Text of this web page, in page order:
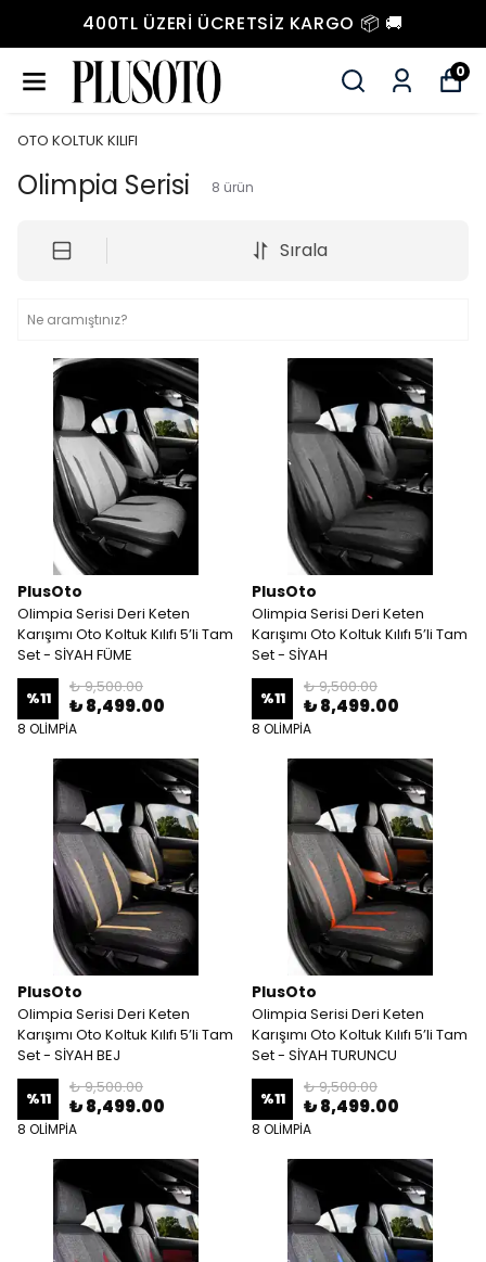
400TL ÜZERI ÜCRETSIZ KARGO 📦 🚚
0
OTO KOLTUK KILIFI
Olimpia Serisi 8 ürün
Sırala
PlusOto
Olimpia Serisi Deri Keten
Karışımı Oto Koltuk Kılıfı 5’li Tam
Set - SİYAH FÜME
%11
₺ 9,500.00
₺ 8,499.00
8 OLİMPİA
PlusOto
Olimpia Serisi Deri Keten
Karışımı Oto Koltuk Kılıfı 5’li Tam
Set - SİYAH
%11
₺ 9,500.00
₺ 8,499.00
8 OLİMPİA
PlusOto
Olimpia Serisi Deri Keten
Karışımı Oto Koltuk Kılıfı 5’li Tam
Set - SİYAH BEJ
%11
₺ 9,500.00
₺ 8,499.00
8 OLİMPİA
PlusOto
Olimpia Serisi Deri Keten
Karışımı Oto Koltuk Kılıfı 5’li Tam
Set - SİYAH TURUNCU
%11
₺ 9,500.00
₺ 8,499.00
8 OLİMPİA